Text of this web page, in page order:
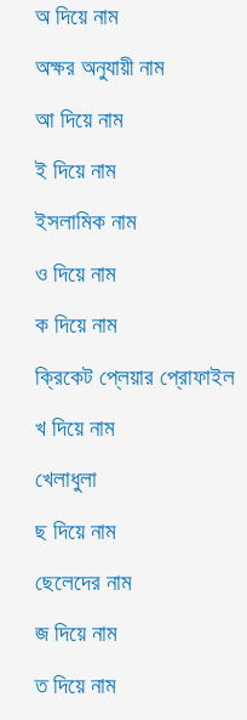
অ দিয়ে নাম
অক্ষর অনুযায়ী নাম
আ দিয়ে নাম
ই দিয়ে নাম
ইসলামিক নাম
ও দিয়ে নাম
ক দিয়ে নাম
ক্রিকেট প্লেয়ার প্রোফাইল
খ দিয়ে নাম
খেলাধুলা
ছ দিয়ে নাম
ছেলেদের নাম
জ দিয়ে নাম
ত দিয়ে নাম